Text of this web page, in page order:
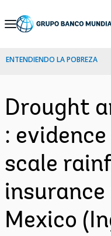
Skip
Navigation
ENTENDIENDO LA POBREZA
Drought
:
scale
Mexico